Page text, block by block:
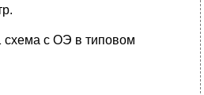
схема с ОЭ в типовом